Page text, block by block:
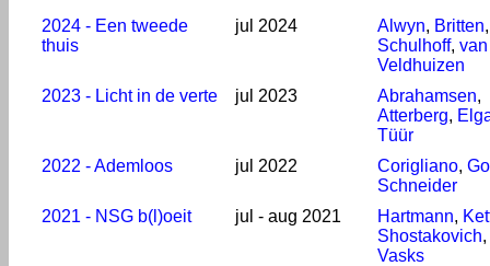
2024 - Een tweede
thuis
jul 2024 Alwyn, Britten,
Schulhoff, van
Veldhuizen
2023 - Licht in de verte
jul 2023 Abrahamsen,
Atterberg,
Tüür
2022 - Ademloos
jul 2022 Corigliano,
Schneider
2021 - NSG b(l)oeit
jul - aug 2021 Hartmann,
Shostakovich,
Vasks